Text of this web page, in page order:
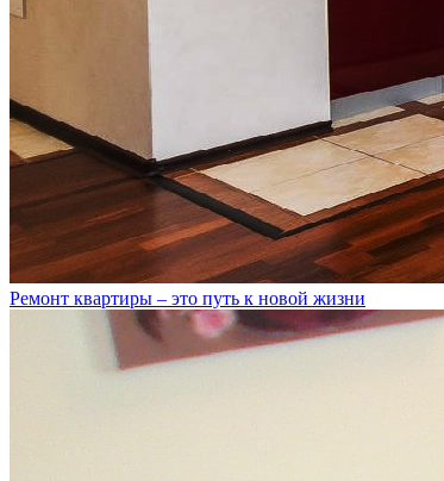
Ремонт квартиры – это путь к новой жизни